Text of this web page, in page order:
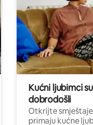
Kućni ljubimci su
dobrodošli
Otkrijte
primaju kućne